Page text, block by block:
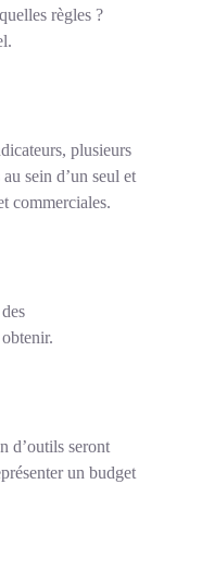
règles ?
plusieurs
au sein d’un seul et
commerciales.
d’outils seront
un budget